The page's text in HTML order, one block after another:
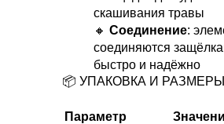
скашивания травы
🔸 Соединение:
соединяются
быстро и надёжно
📦 УПАКОВКА И
Параметр